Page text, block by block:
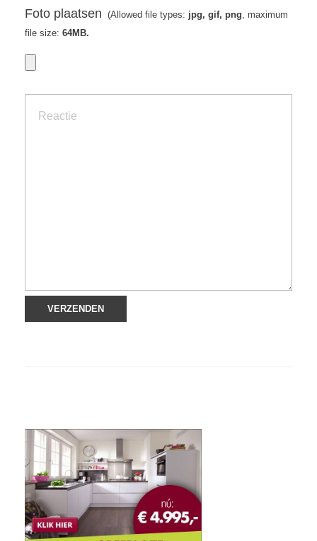
Foto plaatsen (Allowed file types: jpg, gif, png, maximum
file size: 64MB.